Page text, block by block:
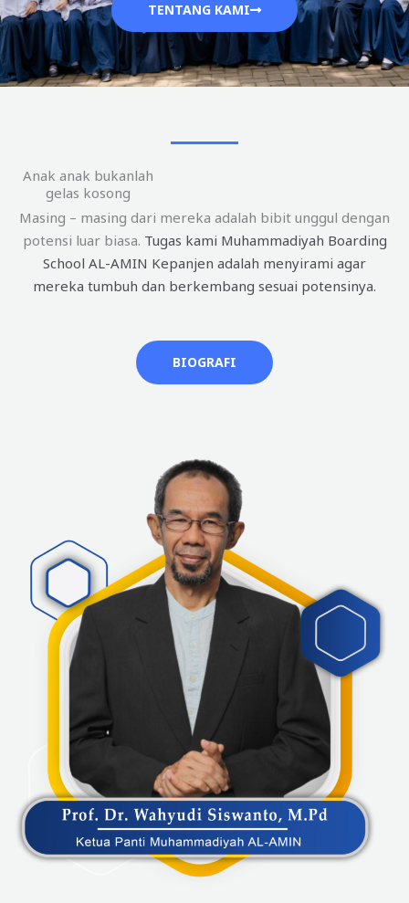
TENTANG KAMI
Anak anak bukanlah
gelas kosong
Masing – masing dari mereka adalah bibit unggul dengan
potensi luar biasa. Tugas kami Muhammadiyah Boarding
School AL-AMIN Kepanjen adalah menyirami agar
mereka tumbuh dan berkembang sesuai potensinya.
BIOGRAFI